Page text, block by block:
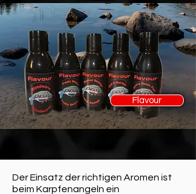
Flavour
Der Einsatz der richtigen Aromen ist
beim Karpfenangeln ein